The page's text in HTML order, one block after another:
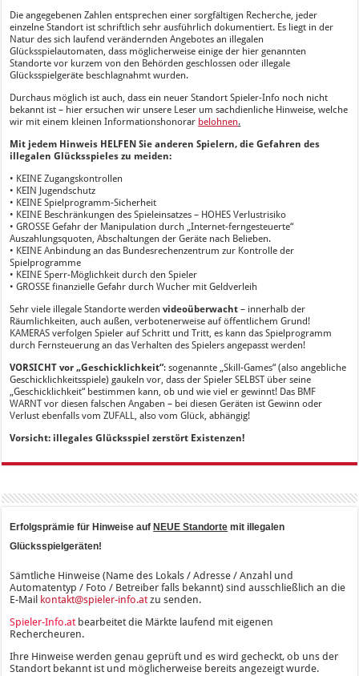
Die angegebenen Zahlen entsprechen einer sorgfältigen Recherche, jeder
einzelne Standort ist schriftlich sehr ausführlich dokumentiert. Es liegt in der
Natur des sich laufend verändernden Angebotes an illegalen
Glücksspielautomaten, dass möglicherweise einige der hier genannten
Standorte vor kurzem von den Behörden geschlossen oder illegale
Glücksspielgeräte beschlagnahmt wurden.
Durchaus möglich ist auch, dass ein neuer Standort Spieler-Info noch nicht
bekannt ist – hier ersuchen wir unsere Leser um sachdienliche Hinweise, welche
wir mit einem kleinen Informationshonorar belohnen.
Mit jedem Hinweis HELFEN Sie anderen Spielern, die Gefahren des
illegalen Glücksspieles zu meiden:
• KEINE Zugangskontrollen
• KEIN Jugendschutz
• KEINE Spielprogramm-Sicherheit
• KEINE Beschränkungen des Spieleinsatzes – HOHES Verlustrisiko
• GROSSE Gefahr der Manipulation durch „Internet-ferngesteuerte“
Auszahlungsquoten, Abschaltungen der Geräte nach Belieben.
• KEINE Anbindung an das Bundesrechenzentrum zur Kontrolle der
Spielprogramme
• KEINE Sperr-Möglichkeit durch den Spieler
• GROSSE finanzielle Gefahr durch Wucher mit Geldverleih
Sehr viele illegale Standorte werdenvideoüberwacht– innerhalb der
Räumlichkeiten, auch außen, verbotenerweise auf öffentlichem Grund!
KAMERAS verfolgen Spieler auf Schritt und Tritt, es kann das Spielprogramm
durch Fernsteuerung an das Verhalten des Spielers angepasst werden!
VORSICHT vor „Geschicklichkeit“: sogenannte „Skill-Games“ (also angebliche
Geschicklichkeitsspiele) gaukeln vor, dass der Spieler SELBST über seine
„Geschicklichkeit“ bestimmen kann, ob und wie viel er gewinnt! Das BMF
WARNT vor diesen falschen Angaben – bei diesen Geräten ist Gewinn oder
Verlust ebenfalls vom ZUFALL, also vom Glück, abhängig!
Vorsicht: illegales Glücksspiel zerstört Existenzen!
Erfolgsprämie für Hinweise auf NEUE Standorte mit illegalen
Glücksspielgeräten!
Sämtliche Hinweise (Name des Lokals / Adresse / Anzahl und
Automatentyp / Foto / Betreiber falls bekannt) sind ausschließlich an die
E-Mail kontakt@spieler-info.atzu senden.
Spieler-Info.atbearbeitet die Märkte laufend mit eigenen
Rechercheuren.
Ihre Hinweise werden genau geprüft und es wird gecheckt, ob uns der
Standort bekannt ist und möglicherweise bereits angezeigt wurde.